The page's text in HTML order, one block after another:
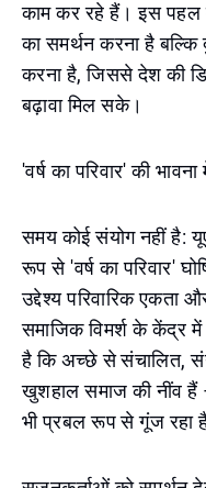
काम कर रहे हैं। इस पहल
का समर्थन करना है बल्कि
करना है, जिससे देश की
बढ़ावा मिल सके।
'वर्ष का परिवार' की
समय कोई संयोग नहीं है:
रूप से 'वर्ष का परिवार'
उद्देश्य परिवारिक एकता
समाजिक विमर्श के केंद्र
है कि अच्छे से संचालित,
खुशहाल समाज की नींव
भी प्रबल रूप से गूंज रहा